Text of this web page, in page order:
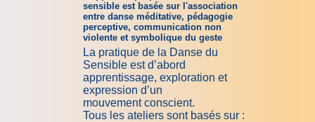
sensible est basée sur l'association
entre danse méditative, pédagogie
perceptive, communication non
violente etsymbolique du geste
La pratique de la Danse du
Sensible est d’abord
apprentissage, exploration et
expression d’un
mouvement conscient.
Tous les ateliers sont basés sur :